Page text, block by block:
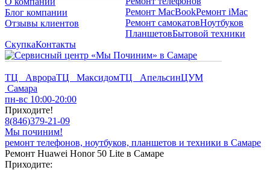
Блог компании
Отзывы клиентов
Ремонт MacBookРемонт iMac
Ремонт самокатовНоутбуков
ПланшетовБытовой техники
СкупкаКонтакты
ТЦ АврораТЦ МаксидомТЦ АпельсинЦУМ
Самара
пн-вс 10:00-20:00
Приходите!
8(846)379-21-09
Мы починим!
ремонт телефонов, ноутбуков, планшетов и техники в Самаре
Ремонт Huawei Honor 50 Lite в Самаре
Приходите: